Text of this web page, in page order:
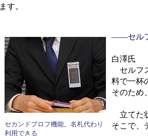
ます。
セカンドプロフ機能。名札代わり
利用できる
――セルフ
白澤氏
セルフ
料で一杯
そのため
立てた
そこで、